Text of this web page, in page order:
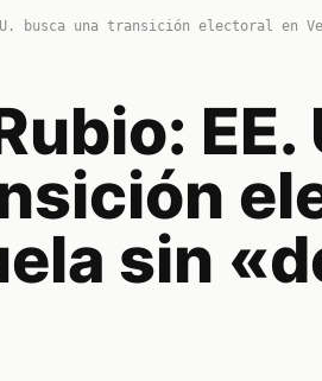
busca una transición electoral en
EE.
sin